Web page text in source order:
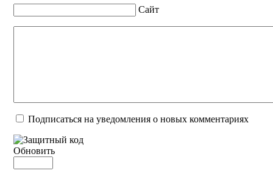
Сайт
Подписаться на уведомления о новых комментариях
Обновить